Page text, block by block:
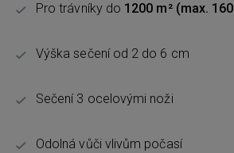
Pro trávníky do 1200 m² (max.
Výška sečení od 2 do 6 cm
Sečení 3 ocelovými noži
Odolná vůči vlivům počasí